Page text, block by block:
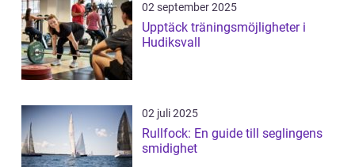
02 september 2025
Upptäck träningsmöjligheter i
Hudiksvall
02 juli 2025
Rullfock: En guide till seglingens
smidighet